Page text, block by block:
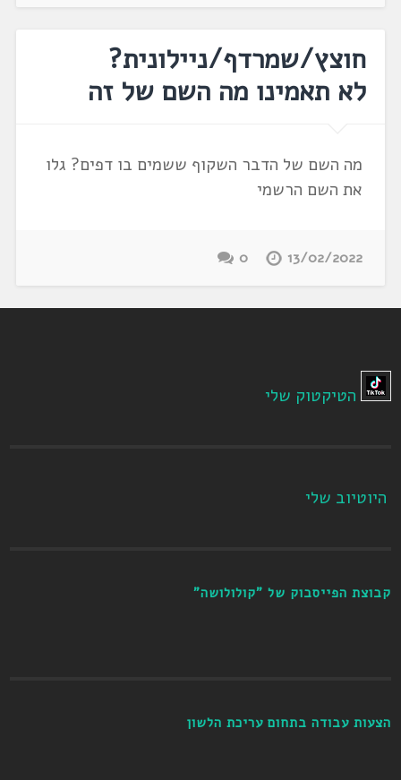
חוצץ/שמרדף/ניילונית?
לא תאמינו מה השם של זה
מה השם של הדבר השקוף ששמים בו דפים? גלו
את השם הרשמי
13/02/2022
0
הטיקטוק שלי
היוטיוב שלי
קבוצת הפייסבוק של "קולולושה"
הצעות עבודה בתחום עריכת הלשון